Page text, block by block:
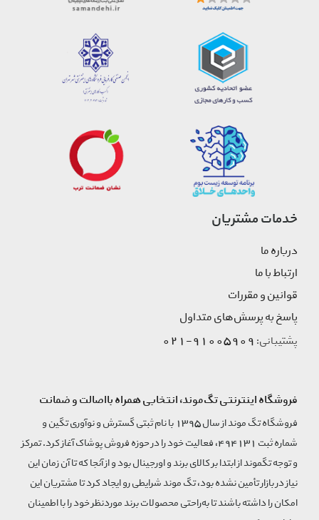
خدمات مشتریان
درباره ما
ارتباط با ما
قوانین و مقررات
پاسخ به پرسش‌های متداول
پشتیبانی: 91005909-021
فروشگاه اینترنتی تگ‌موند، انتخابی همراه بااصالت و ضمانت
فروشگاه تگ موند از سال 1395 با نام ثبتی گسترش و نوآوری تگین و
شماره ثبت 494131، فعالیت خود را در حوزه فروش پوشاک آغاز کرد. تمرکز
و توجه تگموند از ابتدا بر کالای برند و اورجینال بود و از آنجا که تا آن زمان این
نیاز در بازار تأمین نشده بود، تگ موند شرایطی رو ایجاد کرد تا مشتریان این
امکان را داشته باشند تا به‌راحتی محصولات برند مورد‌نظر خود را با اطمینان